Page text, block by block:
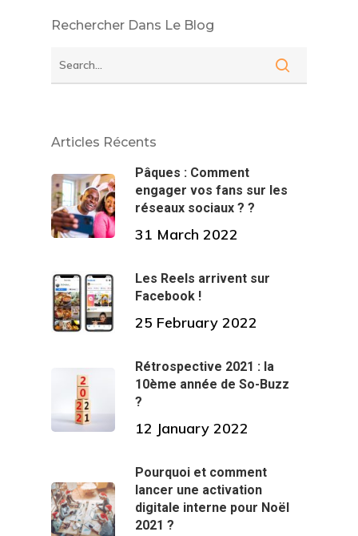
Rechercher Dans Le Blog
Articles Récents
Pâques : Comment
engager vos fans sur les
réseaux sociaux ? ?
31 March 2022
Les Reels arrivent sur
Facebook !
25 February 2022
Rétrospective 2021 : la
10ème année de So-Buzz
?
12 January 2022
Pourquoi et comment
lancer une activation
digitale interne pour Noël
2021 ?